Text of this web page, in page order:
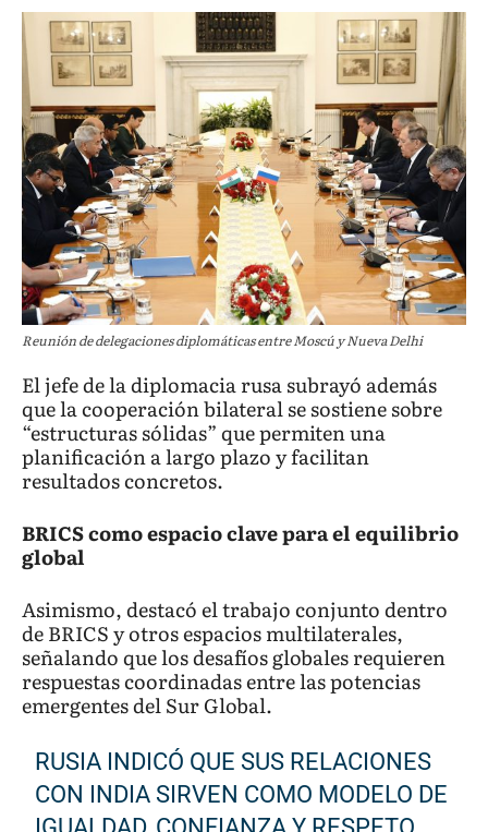
Reunión de delegaciones diplomáticas entre Moscú y Nueva Delhi
El jefe de la diplomacia rusa subrayó además
que la cooperación bilateral se sostiene sobre
“estructuras sólidas” que permiten una
planificación a largo plazo y facilitan
resultados concretos.
BRICS como espacio clave para el equilibrio
global
Asimismo, destacó el trabajo conjunto dentro
de BRICS y otros espacios multilaterales,
señalando que los desafíos globales requieren
respuestas coordinadas entre las potencias
emergentes del Sur Global.
RUSIA INDICÓ QUE SUS RELACIONES
CON INDIA SIRVEN COMO MODELO DE